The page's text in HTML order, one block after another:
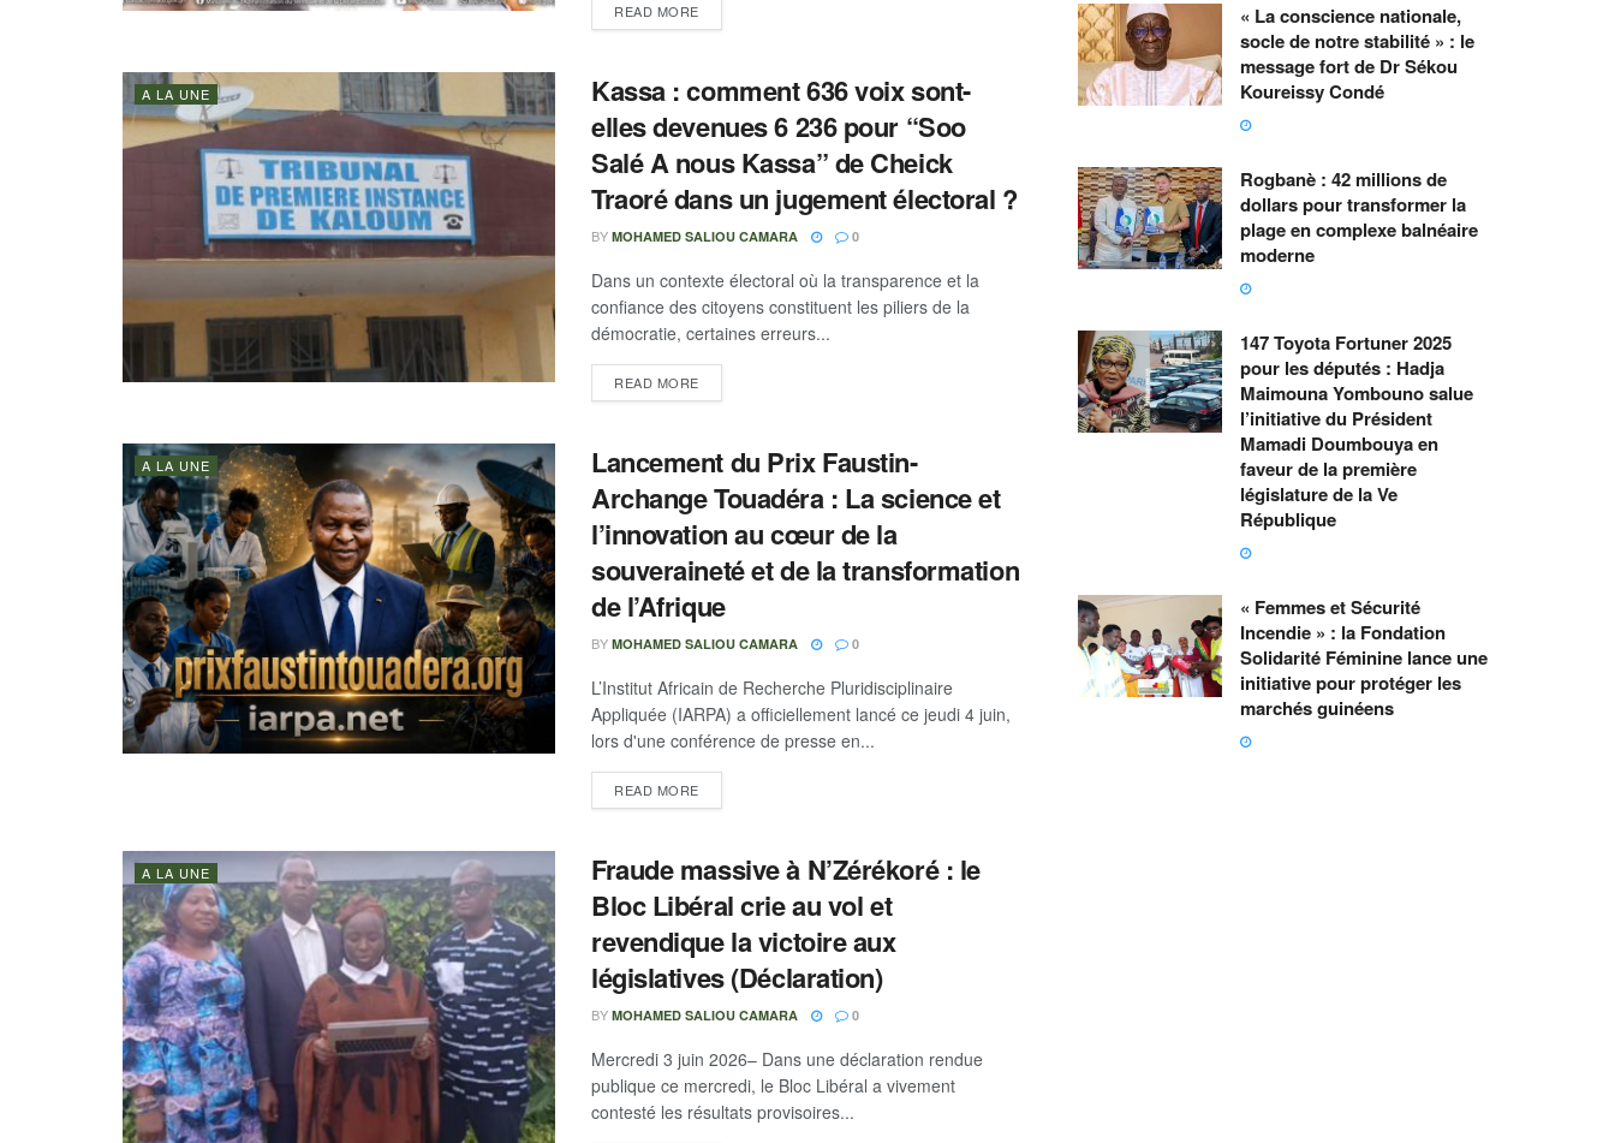
READ MORE
A LA UNE
Kassa : comment 636 voix sont-
elles devenues 6 236 pour “Soo
Salé A nous Kassa” de Cheick
Traoré dans un jugement électoral ?
BY MOHAMED SALIOU CAMARA 0
Dans un contexte électoral où la transparence et la
confiance des citoyens constituent les piliers de la
démocratie, certaines erreurs...
READ MORE
A LA UNE
Lancement du Prix Faustin-
Archange Touadéra : La science et
l’innovation au cœur de la
souveraineté et de la transformation
de l’Afrique
BY MOHAMED SALIOU CAMARA 0
L’Institut Africain de Recherche Pluridisciplinaire
Appliquée (IARPA) a officiellement lancé ce jeudi 4 juin,
lors d'une conférence de presse en...
READ MORE
A LA UNE
Fraude massive à N’Zérékoré : le
Bloc Libéral crie au vol et
revendique la victoire aux
législatives (Déclaration)
BY MOHAMED SALIOU CAMARA 0
Mercredi 3 juin 2026– Dans une déclaration rendue
publique ce mercredi, le Bloc Libéral a vivement
contesté les résultats provisoires...
« La conscience nationale,
socle de notre stabilité » : le
message fort de Dr Sékou
Koureissy Condé
Rogbanè : 42 millions de
dollars pour transformer la
plage en complexe balnéaire
moderne
147 Toyota Fortuner 2025
pour les députés : Hadja
Maimouna Yombouno salue
l’initiative du Président
Mamadi Doumbouya en
faveur de la première
législature de la Ve
République
« Femmes et Sécurité
Incendie » : la Fondation
Solidarité Féminine lance une
initiative pour protéger les
marchés guinéens